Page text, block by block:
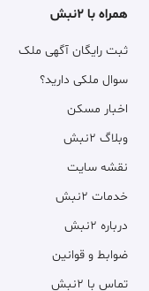
همراه با ۲نبش
ثبت رایگان آگهی ملک
سوال ملکی دارید؟
اخبار مسکن
وبلاگ ۲نبش
نقشه سایت
خدمات ۲نبش
درباره ۲نبش
ضوابط و قوانین
تماس با ۲نبش